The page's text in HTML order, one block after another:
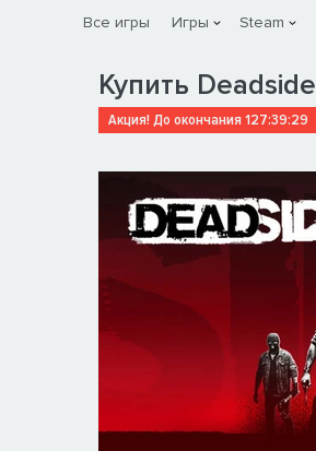
Все игры Игры Steam
Купить Deadside
Акция! До окончания127:39:27